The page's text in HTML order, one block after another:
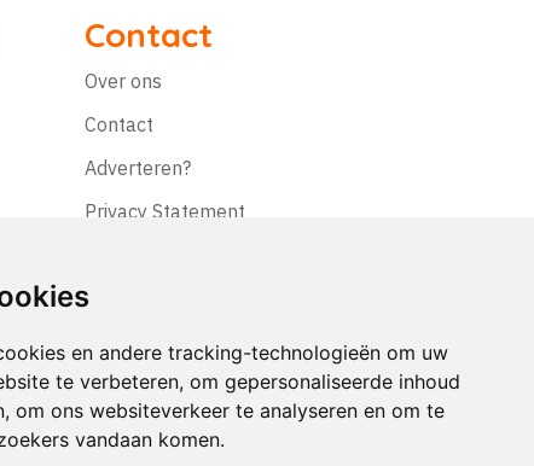
en andere tracking-technologieën om uw
te verbeteren, om gepersonaliseerde inhoud
om ons websiteverkeer te analyseren en om te
vandaan komen.
Contact
Over ons
Contact
Adverteren?
Privacy Statement